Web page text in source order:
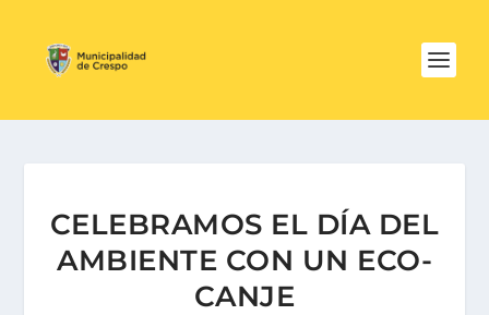
CELEBRAMOS EL DÍA DEL
AMBIENTE CON UN ECO-
CANJE